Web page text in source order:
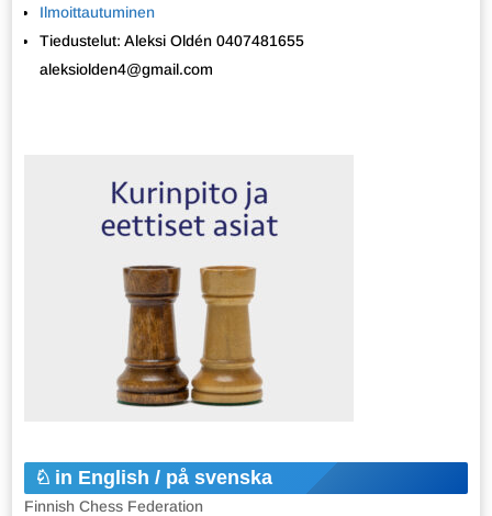
Ilmoittautuminen
Tiedustelut: Aleksi Oldén 0407481655
aleksiolden4@gmail.com
in English / på svenska
Finnish Chess Federation